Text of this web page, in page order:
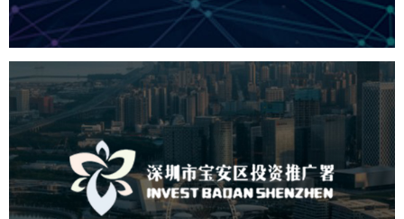
深圳市宝安区投资推广署